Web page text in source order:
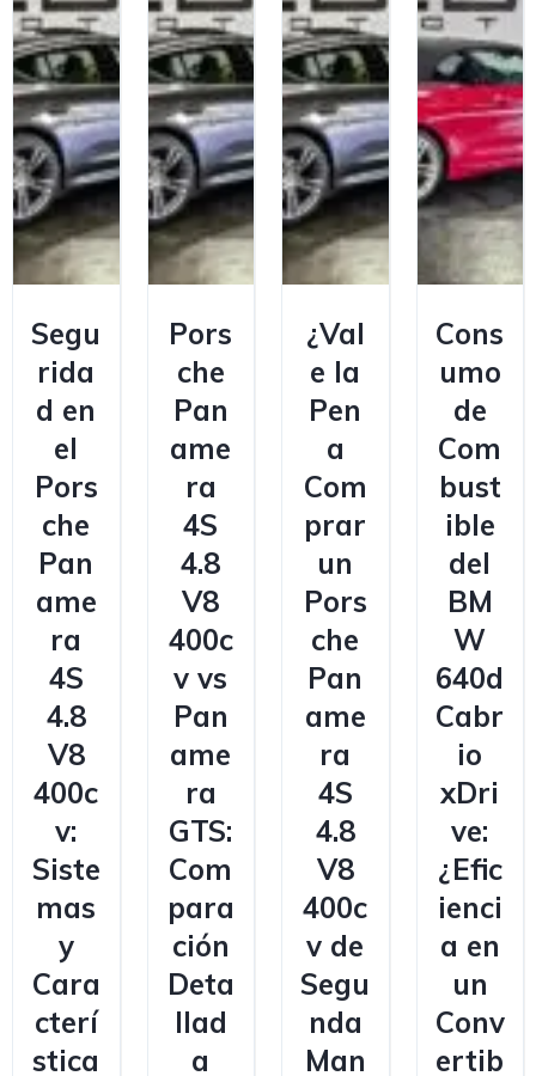
Segu
rida
d en
el
Pors
che
Pan
ame
ra
4S
4.8
V8
400c
v:
Siste
mas
y
Cara
cterí
stica
Pors
che
Pan
ame
ra
4S
4.8
V8
400c
v vs
Pan
ame
ra
GTS:
Com
para
ción
Deta
llad
a
¿Val
e la
Pen
a
Com
prar
un
Pors
che
Pan
ame
ra
4S
4.8
V8
400c
v de
Segu
nda
Man
Cons
umo
de
Com
bust
ible
del
BM
W
640d
Cabr
io
xDri
ve:
¿Efic
ienci
a en
un
Conv
ertib